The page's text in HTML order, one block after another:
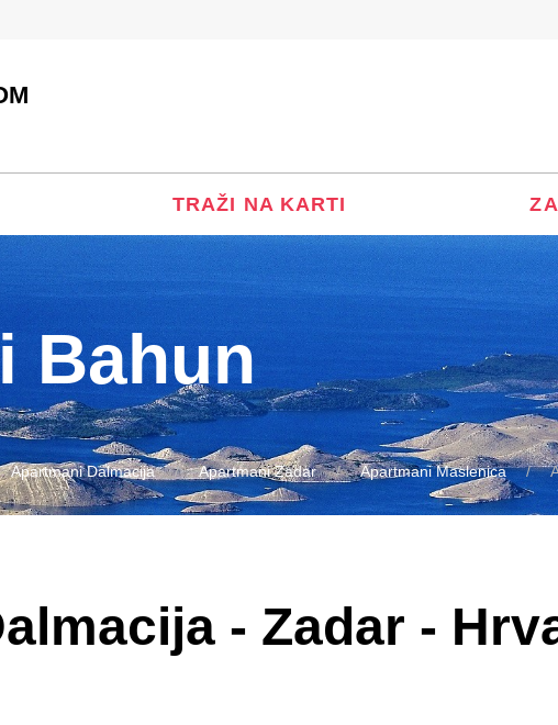
TRAŽI NA KARTI
Bahun
Apartmani Dalmacija Apartmani Zadar Apartmani Maslenica
- Zadar -